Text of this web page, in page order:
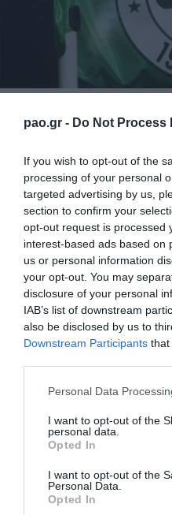
pao.gr - Do Not Process
If you wish to opt-out of the
processing of your personal
targeted advertising by us,
section to confirm your
opt-out request is processed
interest-based ads based on
us or personal information
your opt-out. You may
disclosure of your personal
IAB’s list of downstream
also be disclosed by us to
Downstream Participants that
Please note that this
not limited to your visit or
grant or deny consent to
use your data for below
consent section.
Personal Data
I want to opt-out of the
personal data.
Opted In
I want to opt-out of the
Personal Data.
Opted In
Η ΠΑΕ ΠΑΝΑΘΗΝΑΪΚΟΣ
για τον εκτός έδρας
Παναθηναϊκός, (30/7,
Dufrasne, τοπική ώρα
προκριματικό του
Οι φίλαθλοι μπορούν
μεμονωμένα τα
εκδοτήρια στηΘύρα 4
στις 15:00 έως τις 18:00,
από τις 10:00 έως τις
τις 10:00 έως τις 15:00
10:00 έως τις 16:00.
Το εισιτήριο κοστίζει
κανονισμών της UEFA-
εισιτηρίου ο φίλαθλος